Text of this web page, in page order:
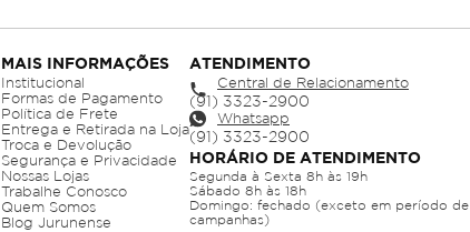
MAIS INFORMAÇÕES
Institucional
Formas de Pagamento
Política de Frete
Entrega e Retirada na Loja
Troca e Devolução
Segurança e Privacidade
Nossas Lojas
Trabalhe Conosco
Quem Somos
Blog Jurunense
ATENDIMENTO
Central de Relacionamento
Whatsapp
HORÁRIO DE ATENDIMENTO
Segunda à Sexta 8h às 19h
Sábado 8h às 18h
Domingo: fechado (exceto em período de
campanhas)